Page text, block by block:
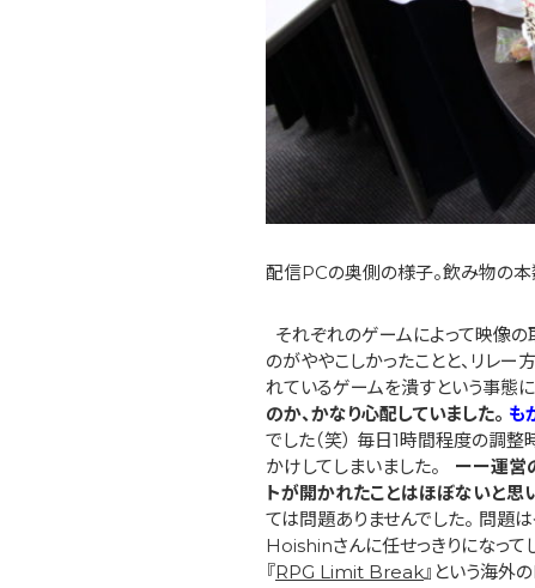
配信PCの奥側の様子。飲み物の
それぞれのゲームによって映像
のがややこしかったことと、リレ
れているゲームを潰すという事態に
のか、かなり心配していました。 も
でした（笑） 毎日1時間程度の調
かけしてしまいました。 ーー運営
トが開かれたことはほぼないと思い
ては問題ありませんでした。 問題
Hoishinさんに任せっきりになって
『RPG Limit Break』という海外